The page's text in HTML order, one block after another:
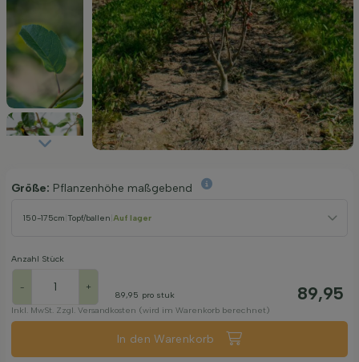
Größe: Pflanzenhöhe maßgebend
150-175cm Topf/ballen Auf lager
Anzahl Stück
- +
89,95 pro stuk 89,95
Inkl. MwSt. Zzgl. Versandkosten (wird im Warenkorb berechnet)
In den Warenkorb